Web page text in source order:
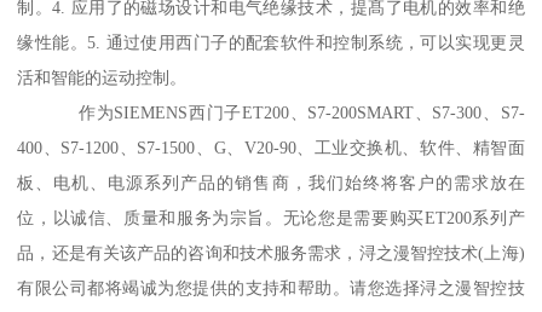
制。4. 应用了的磁场设计和电气绝缘技术，提髙了电机的效率和绝
缘性能。5. 通过使用西门子的配套软件和控制系统，可以实现更灵
活和智能的运动控制。
作为SIEMENS西门子ET200、S7-200SMART、S7-300、S7-
400、S7-1200、S7-1500、G、V20-90、工业交换机、软件、精智面
板、电机、电源系列产品的销售商，我们始终将客户的需求放在
位，以诚信、质量和服务为宗旨。无论您是需要购买ET200系列产
品，还是有关该产品的咨询和技术服务需求，浔之漫智控技术(上海)
有限公司都将竭诚为您提供的支持和帮助。请您选择浔之漫智控技